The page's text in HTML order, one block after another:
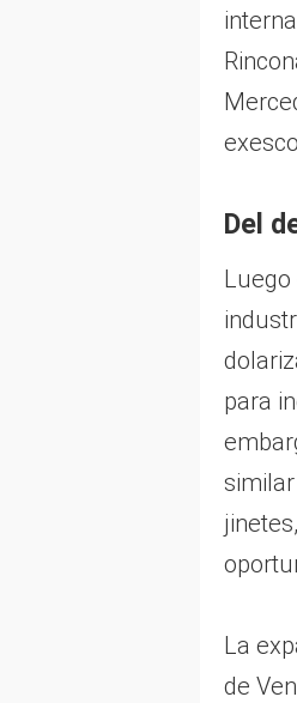
Del
para
La
de